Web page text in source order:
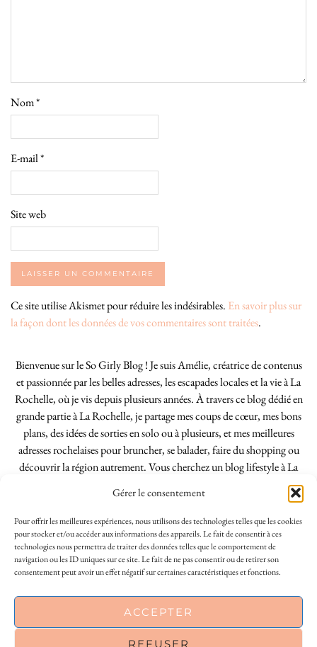
This site uses cookies to deliver its services
agree to its use of cookies. Learn more
Gérer le consentement
Pour offrir les meilleures expériences, nous utilisons des technologies telles que les cookies
pour stocker et/ou accéder aux informations des appareils. Le fait de consentir à ces
technologies nous permettra de traiter des données telles que le comportement de
navigation ou les ID uniques sur ce site. Le fait de ne pas consentir ou de retirer son
consentement peut avoir un effet négatif sur certaines caractéristiques et fonctions.
ACCEPTER
REFUSER
Nom*
E-mail*
Site web
Ce site utilise Akismet pour réduire les indésirables. En savoir plus sur
la façon dont les données de vos commentaires sont traitées.
Bienvenue sur le So Girly Blog ! Je suis Amélie, créatrice de contenus
et passionnée par les belles adresses, les escapades locales et la vie à La
Rochelle, où je vis depuis plusieurs années. À travers ce blog dédié en
grande partie à La Rochelle, je partage mes coups de cœur, mes bons
plans, des idées de sorties en solo ou à plusieurs, et mes meilleures
adresses rochelaises pour bruncher, se balader, faire du shopping ou
découvrir la région autrement. Vous cherchez un blog lifestyle à La
Rochelle, tenu par une locale ? Vous êtes au bon endroit. Que vous
soyez Rochelais·e ou de passage dans notre belle ville, j’espère que mes
articles vous aideront à profiter de La Rochelle comme un·e vrai·e
initié·e. !